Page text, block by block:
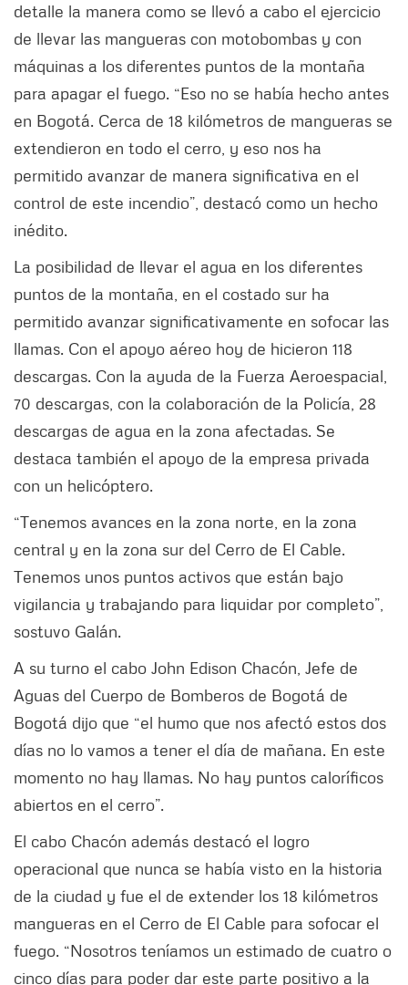
detalle la manera como se llevó a cabo el ejercicio
de llevar las mangueras con motobombas y con
máquinas a los diferentes puntos de la montaña
para apagar el fuego. “Eso no se había hecho antes
en Bogotá. Cerca de 18 kilómetros de mangueras se
extendieron en todo el cerro, y eso nos ha
permitido avanzar de manera significativa en el
control de este incendio”, destacó como un hecho
inédito.
La posibilidad de llevar el agua en los diferentes
puntos de la montaña, en el costado sur ha
permitido avanzar significativamente en sofocar las
llamas. Con el apoyo aéreo hoy de hicieron 118
descargas. Con la ayuda de la Fuerza Aeroespacial,
70 descargas, con la colaboración de la Policía, 28
descargas de agua en la zona afectadas. Se
destaca también el apoyo de la empresa privada
con un helicóptero.
“Tenemos avances en la zona norte, en la zona
central y en la zona sur del Cerro de El Cable.
Tenemos unos puntos activos que están bajo
vigilancia y trabajando para liquidar por completo”,
sostuvo Galán.
A su turno el cabo John Edison Chacón, Jefe de
Aguas del Cuerpo de Bomberos de Bogotá de
Bogotá dijo que “el humo que nos afectó estos dos
días no lo vamos a tener el día de mañana. En este
momento no hay llamas. No hay puntos caloríficos
abiertos en el cerro”.
El cabo Chacón además destacó el logro
operacional que nunca se había visto en la historia
de la ciudad y fue el de extender los 18 kilómetros
mangueras en el Cerro de El Cable para sofocar el
fuego. “Nosotros teníamos un estimado de cuatro o
cinco días para poder dar este parte positivo a la